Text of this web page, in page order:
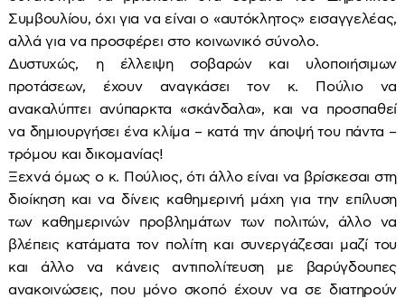
Συμβουλίου, όχι για να είναι ο «αυτόκλητος» εισαγγελέας,
αλλά για να προσφέρει στο κοινωνικό σύνολο.
Δυστυχώς, η έλλειψη σοβαρών και υλοποιήσιμων
προτάσεων, έχουν αναγκάσει τον κ. Πούλιο να
ανακαλύπτει ανύπαρκτα «σκάνδαλα», και να προσπαθεί
να δημιουργήσει ένα κλίμα – κατά την άποψή του πάντα –
τρόμου και δικομανίας!
Ξεχνά όμως ο κ. Πούλιος, ότι άλλο είναι να βρίσκεσαι στη
διοίκηση και να δίνεις καθημερινή μάχη για την επίλυση
των καθημερινών προβλημάτων των πολιτών, άλλο να
βλέπεις κατάματα τον πολίτη και συνεργάζεσαι μαζί του
και άλλο να κάνεις αντιπολίτευση με βαρύγδουπες
ανακοινώσεις, που μόνο σκοπό έχουν να σε διατηρούν